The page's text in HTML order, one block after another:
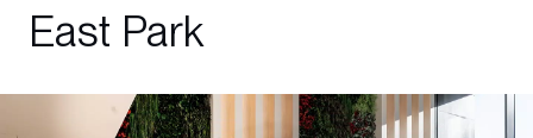
East Park